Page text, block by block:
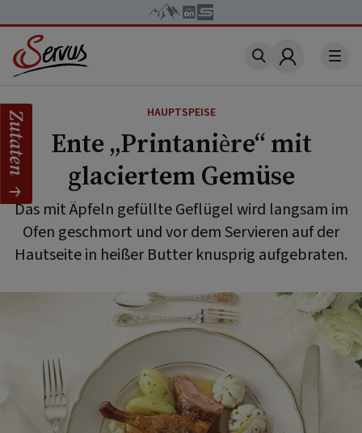
Account
HAUPTSPEISE
Ente „Printanière“ mit
glaciertem Gemüse
Das mit Äpfeln gefüllte Geflügel wird langsam im
Ofen geschmort und vor dem Servieren auf der
Hautseite in heißer Butter knusprig aufgebraten.
Zutaten